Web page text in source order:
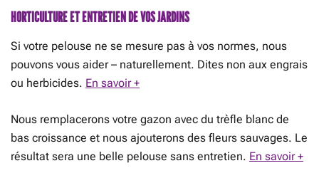
HORTICULTURE ET ENTRETIEN DE VOS JARDINS
Si votre pelouse ne se mesure pas à vos normes, nous
pouvons vous aider – naturellement. Dites non aux engrais
ou herbicides. En savoir +
Nous remplacerons votre gazon avec du trèfle blanc de
bas croissance et nous ajouterons des fleurs sauvages. Le
résultat sera une belle pelouse sans entretien. En savoir +